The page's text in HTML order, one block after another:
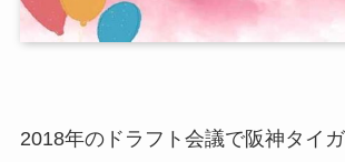
2018年のドラフト会議で阪神タイ